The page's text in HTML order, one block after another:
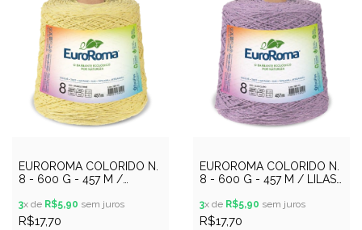
EUROROMA COLORIDO N.
8 - 600 G - 457 M /
3x de R$5,90 sem juros
R$17,70
EUROROMA COLORIDO N.
8 - 600 G - 457 M / LILAS
3x de R$5,90 sem juros
R$17,70